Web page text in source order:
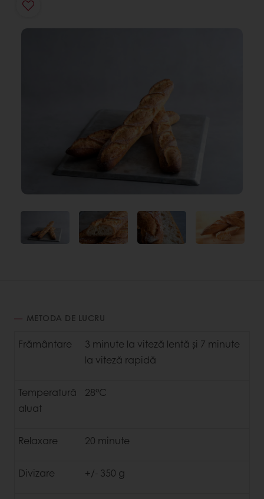
METODA DE LUCRU
Frământare
3 minute la viteză lentă și 7 minute
la viteză rapidă
Temperatură
aluat
28°C
Relaxare 20 minute
Divizare +/- 350 g